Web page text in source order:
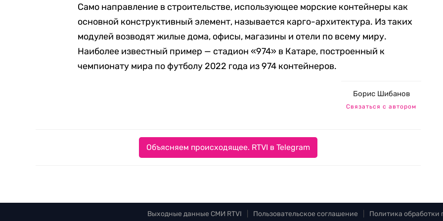
Само направление в строительстве, использующее морские контейнеры как
основной конструктивный элемент, называется карго-архитектура. Из таких
модулей возводят жилые дома, офисы, магазины и отели по всему миру.
Наиболее известный пример — стадион «974» в Катаре, построенный к
чемпионату мира по футболу 2022 года из 974 контейнеров.
Борис Шибанов
Связаться с автором
Объясняем происходящее. RTVI в Telegram
Выходные данные СМИ RTVI Пользовательское соглашение Политика